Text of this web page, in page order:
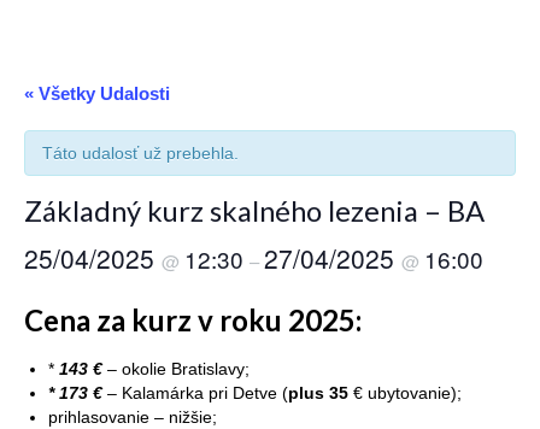
Horoškola
Kalendár akcií
Metodika
Reporty
« Všetky Udalosti
Táto udalosť už prebehla.
Základný kurz skalného lezenia – BA
25/04/2025 @ 12:30 –27/04/2025 @ 16:00
Cena za kurz v roku 2025:
* 143 €– okolie Bratislavy;
* 173 €– Kalamárka pri Detve (plus 35 € ubytovanie);
prihlasovanie – nižšie;